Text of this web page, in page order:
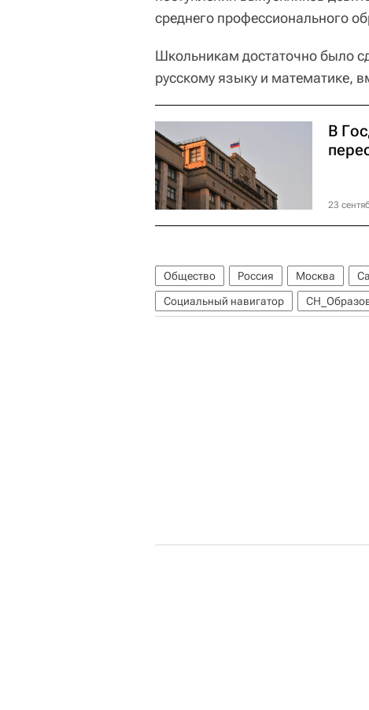
среднего профессионального
Школьникам достаточно было
русскому языку и математике,
В
23
Общество Россия Москва
Социальный навигатор